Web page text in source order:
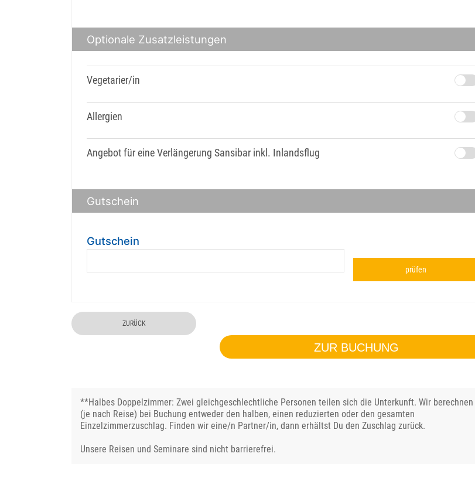
Optionale Zusatzleistungen
Vegetarier/in
Allergien
Angebot für eine Verlängerung Sansibar inkl. Inlandsflug
Gutschein
Gutschein
prüfen
ZURÜCK
ZUR BUCHUNG
**Halbes Doppelzimmer: Zwei gleichgeschlechtliche Personen teilen sich die Unterkunft. Wir berechnen
(je nach Reise) bei Buchung entweder den halben, einen reduzierten oder den gesamten
Einzelzimmerzuschlag. Finden wir eine/n Partner/in, dann erhältst Du den Zuschlag zurück.
Unsere Reisen und Seminare sind nicht barrierefrei.